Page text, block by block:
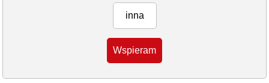
inna
Wspieram